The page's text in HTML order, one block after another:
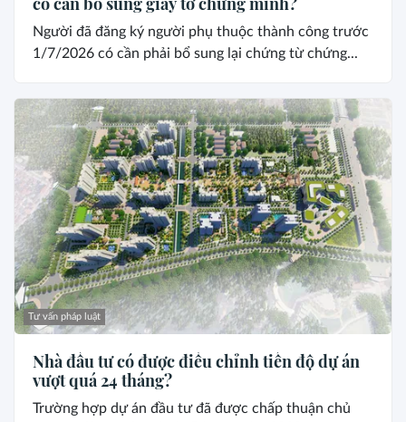
Người đã đăng ký người phụ thuộc thành công trước
1/7/2026 có cần phải bổ sung lại chứng từ chứng...
Tư vấn pháp luật
Nhà đầu tư có được điều chỉnh tiến độ dự án
vượt quá 24 tháng?
Trường hợp dự án đầu tư đã được chấp thuận chủ